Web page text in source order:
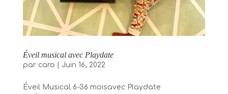
Éveil musical avec Playdate
par caro Juin 16, 2022
Éveil Musical 6-36 moisavec Playdate